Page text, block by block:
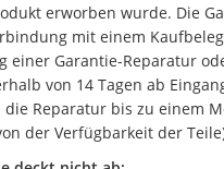
erworben wurde. Die
mit einem Kaufbeleg
einer Garantie-Reparatur
von 14 Tagen ab
die Reparatur bis zu einem
der Verfügbarkeit der